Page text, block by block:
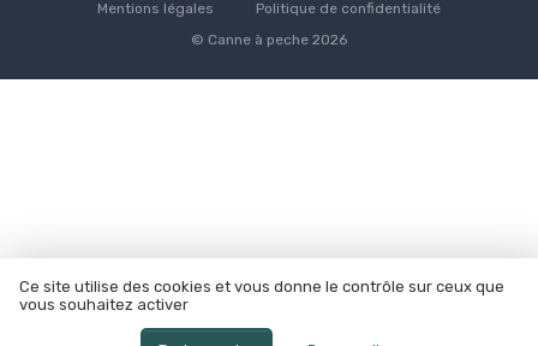
Mentions légales
Politique de confidentialité
© Canne à peche 2026
Ce site utilise des cookies et vous donne le contrôle sur ceux que
vous souhaitez activer